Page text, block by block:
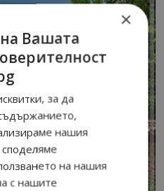
×
Вашата
за да
нашия
на нашия
с нашите